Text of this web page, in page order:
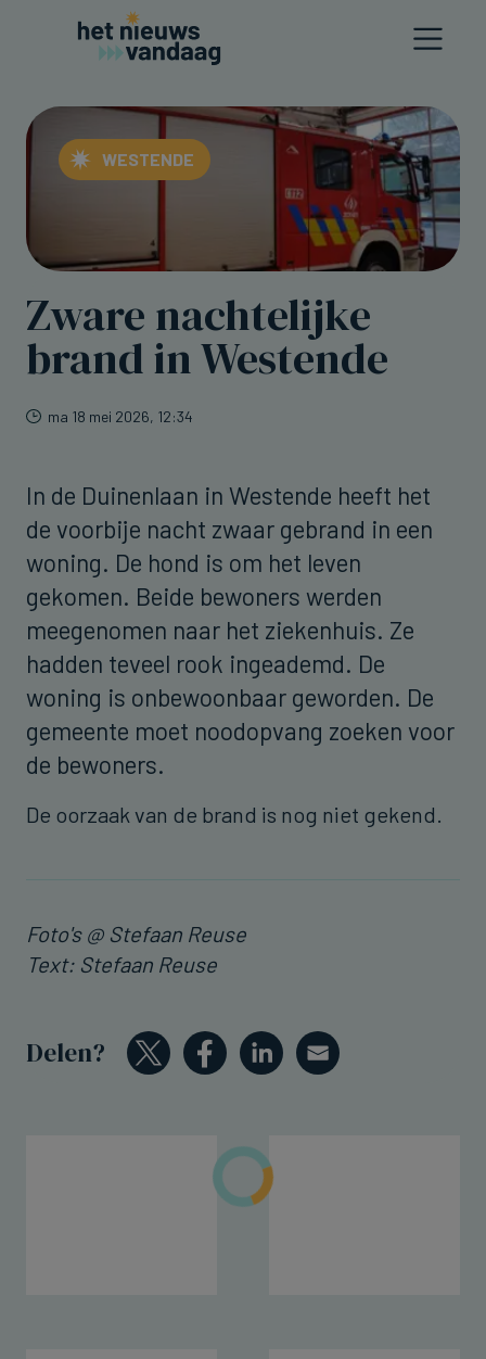
WESTENDE
Zware nachtelijke
brand in Westende
ma 18 mei 2026, 12:34
In de Duinenlaan in Westende heeft het
de voorbije nacht zwaar gebrand in een
woning. De hond is om het leven
gekomen. Beide bewoners werden
meegenomen naar het ziekenhuis. Ze
hadden teveel rook ingeademd. De
woning is onbewoonbaar geworden. De
gemeente moet noodopvang zoeken voor
de bewoners.
De oorzaak van de brand is nog niet gekend.
Foto's @ Stefaan Reuse
Text: Stefaan Reuse
Delen?